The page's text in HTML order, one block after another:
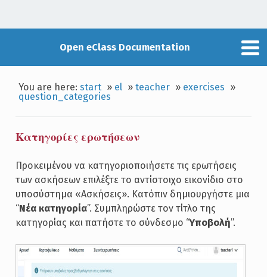
Open eClass Documentation
You are here:start » el »teacher » exercises »
question_categories
Κατηγορίες ερωτήσεων
Προκειμένου να κατηγοριοποιήσετε τις ερωτήσεις
των ασκήσεων επιλέξτε το αντίστοιχο εικονίδιο στο
υποσύστημα «Ασκήσεις». Κατόπιν δημιουργήστε μια
“Νέα κατηγορία”. Συμπληρώστε τον τίτλο της
κατηγορίας και πατήστε το σύνδεσμο “Υποβολή”.